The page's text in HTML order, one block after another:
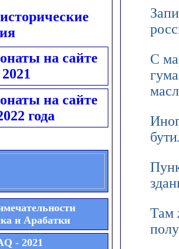
на сайте
2021
на сайте
года
и Арабатки
- 2021
С
Там